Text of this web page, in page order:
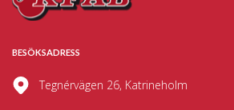
BESÖKSADRESS
Tegnérvägen 26, Katrineholm